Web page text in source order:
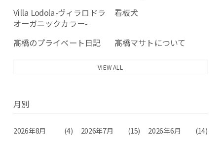
Villa Lodola-ヴィラロドラ
オーガニックカラー-
看板犬
髙橋のプライベート日記 髙橋マサトについて
VIEW ALL
月別
2026年8月 (4) 2026年7月 (15) 2026年6月 (14)